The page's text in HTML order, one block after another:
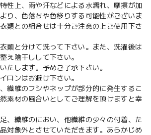
性上、雨や汗などによる水濡れ、摩擦が加
り、色落ちや色移りする可能性がございま
類との組合せは十分ご注意の上ご使用下さ
類と分けて洗って下さい。また、洗濯後は
え陰干しして下さい。
たします。予めご了承下さい。
ロンはお避け下さい。
繊維のフシやネップが部分的に発生するこ
素材の風合いとしてご理解を頂けますと幸
、繊維のにおい、他繊維の少々の付着、た
対象外とさせていただきます。あらかじめ